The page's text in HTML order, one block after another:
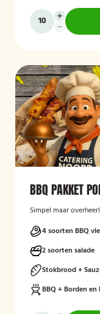
BBQ PAKKET
Simpel maar
4 soorten BBQ
2 soorten salade
Stokbrood +
BBQ + Borden